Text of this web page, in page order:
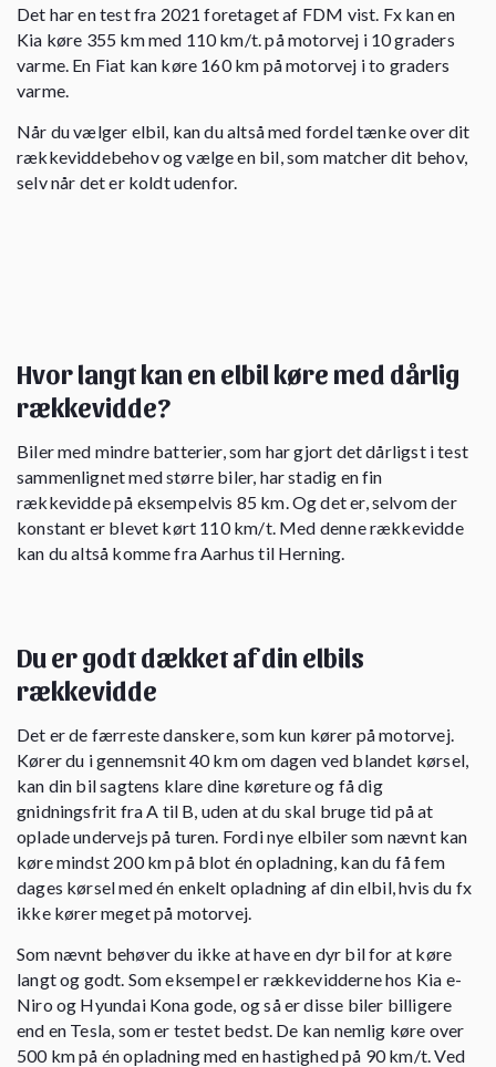
Det har en test fra 2021 foretaget af FDM vist. Fx kan en
Kia køre 355 km med 110 km/t. på motorvej i 10 graders
varme. En Fiat kan køre 160 km på motorvej i to graders
varme.
Når du vælger elbil, kan du altså med fordel tænke over dit
rækkeviddebehov og vælge en bil, som matcher dit behov,
selv når det er koldt udenfor.
Hvor langt kan en elbil køre med dårlig
rækkevidde?
Biler med mindre batterier, som har gjort det dårligst i test
sammenlignet med større biler, har stadig en fin
rækkevidde på eksempelvis 85 km. Og det er, selvom der
konstant er blevet kørt 110 km/t. Med denne rækkevidde
kan du altså komme fra Aarhus til Herning.
Du er godt dækket af din elbils
rækkevidde
Det er de færreste danskere, som kun kører på motorvej.
Kører du i gennemsnit 40 km om dagen ved blandet kørsel,
kan din bil sagtens klare dine køreture og få dig
gnidningsfrit fra A til B, uden at du skal bruge tid på at
oplade undervejs på turen. Fordi nye elbiler som nævnt kan
køre mindst 200 km på blot én opladning, kan du få fem
dages kørsel med én enkelt opladning af din elbil, hvis du fx
ikke kører meget på motorvej.
Som nævnt behøver du ikke at have en dyr bil for at køre
langt og godt. Som eksempel er rækkevidderne hos Kia e-
Niro og Hyundai Kona gode, og så er disse biler billigere
end en Tesla, som er testet bedst. De kan nemlig køre over
500 km på én opladning med en hastighed på 90 km/t. Ved